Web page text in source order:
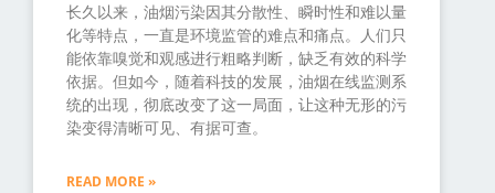
长久以来，油烟污染因其分散性、瞬时性和难以量
化等特点，一直是环境监管的难点和痛点。人们只
能依靠嗅觉和观感进行粗略判断，缺乏有效的科学
依据。但如今，随着科技的发展，油烟在线监测系
统的出现，彻底改变了这一局面，让这种无形的污
染变得清晰可见、有据可查。
READ MORE »